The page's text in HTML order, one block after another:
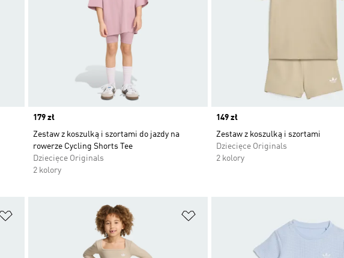
Price
179 zł
Zestaw z koszulką i szortami do jazdy na
rowerze Cycling Shorts Tee
Dziecięce Originals
2 kolory
Price
149 zł
Zestaw z koszulką i szortami
Dziecięce Originals
2 kolory
Dodaj do listy życzeń